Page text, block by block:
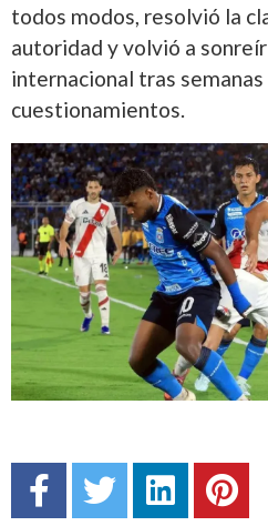
todos modos, resolvió la
autoridad y volvió a
internacional tras
cuestionamientos.